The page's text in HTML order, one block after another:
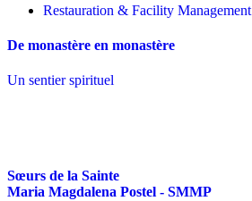
Restauration & Facility Management
De monastère en monastère
Un sentier spirituel
Sœurs de la Sainte
Maria Magdalena Postel - SMMP